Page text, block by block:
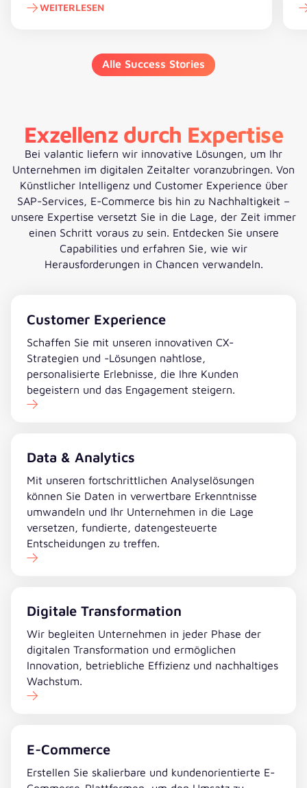
WEITERLESEN
Alle Success Stories
Exzellenz durch Expertise
Bei valantic liefern wir innovative Lösungen, um Ihr
Unternehmen im digitalen Zeitalter voranzubringen. Von
Künstlicher Intelligenz und Customer Experience über
SAP-Services, E-Commerce bis hin zu Nachhaltigkeit –
unsere Expertise versetzt Sie in die Lage, der Zeit immer
einen Schritt voraus zu sein. Entdecken Sie unsere
Capabilities und erfahren Sie, wie wir
Herausforderungen in Chancen verwandeln.
Customer Experience
Schaffen Sie mit unseren innovativen CX-
Strategien und -Lösungen nahtlose,
personalisierte Erlebnisse, die Ihre Kunden
begeistern und das Engagement steigern.
Data & Analytics
Mit unseren fortschrittlichen Analyselösungen
können Sie Daten in verwertbare Erkenntnisse
umwandeln und Ihr Unternehmen in die Lage
versetzen, fundierte, datengesteuerte
Entscheidungen zu treffen.
Digitale Transformation
Wir begleiten Unternehmen in jeder Phase der
digitalen Transformation und ermöglichen
Innovation, betriebliche Effizienz und nachhaltiges
Wachstum.
E-Commerce
Erstellen Sie skalierbare und kundenorientierte E-